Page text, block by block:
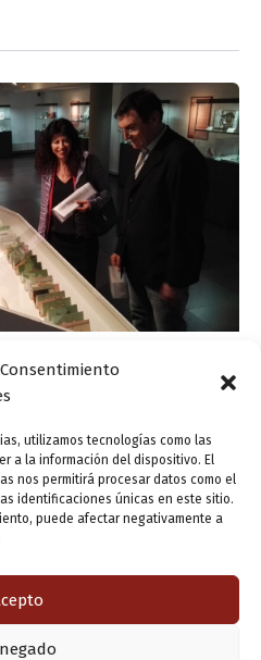
utilizamos tecnologías como las
a la información del dispositivo. El
nos permitirá procesar datos como el
identificaciones únicas en este sitio.
puede afectar negativamente a
y ventanas de papel
literatura infantil
de la Casa Revilla
de mayo una exposición de